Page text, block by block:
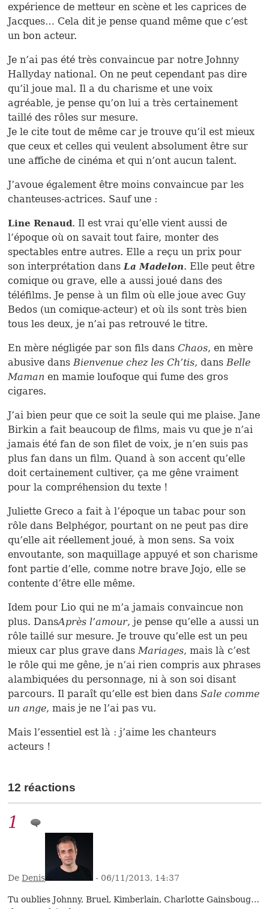
expérience de metteur en scène et les caprices de
Jacques… Cela dit je pense quand même que c’est
un bon acteur.
Je n’ai pas été très convaincue par notre Johnny
Hallyday national. On ne peut cependant pas dire
qu’il joue mal. Il a du charisme et une voix
agréable, je pense qu’on lui a très certainement
taillé des rôles sur mesure.
Je le cite tout de même car je trouve qu’il est mieux
que ceux et celles qui veulent absolument être sur
une affiche de cinéma et qui n’ont aucun talent.
J’avoue également être moins convaincue par les
chanteuses-actrices. Sauf une :
Line Renaud. Il est vrai qu’elle vient aussi de
l’époque où on savait tout faire, monter des
spectables entre autres. Elle a reçu un prix pour
son interprétation dans La Madelon. Elle peut être
comique ou grave, elle a aussi joué dans des
téléfilms. Je pense à un film où elle joue avec Guy
Bedos (un comique-acteur) et où ils sont très bien
tous les deux, je n’ai pas retrouvé le titre.
En mère négligée par son fils dansChaos, en mère
abusive dans Bienvenue chez les Ch’tis, dans Belle
Maman en mamie loufoque qui fume des gros
cigares.
J’ai bien peur que ce soit la seule qui me plaise. Jane
Birkin a fait beaucoup de films, mais vu que je n’ai
jamais été fan de son filet de voix, je n’en suis pas
plus fan dans un film. Quand à son accent qu’elle
doit certainement cultiver, ça me gêne vraiment
pour la compréhension du texte !
Juliette Greco a fait à l’époque un tabac pour son
rôle dans Belphégor, pourtant on ne peut pas dire
qu’elle ait réellement joué, à mon sens. Sa voix
envoutante, son maquillage appuyé et son charisme
font partie d’elle, comme notre brave Jojo, elle se
contente d’être elle même.
Idem pour Lio qui ne m’a jamais convaincue non
plus. DansAprès l’amour, je pense qu’elle a aussi un
rôle taillé sur mesure. Je trouve qu’elle est un peu
mieux car plus grave dans Mariages, mais là c’est
le rôle qui me gêne, je n’ai rien compris aux phrases
alambiquées du personnage, ni à son soi disant
parcours. Il paraît qu’elle est bien dansSale comme
un ange, mais je ne l’ai pas vu.
Mais l’essentiel est là : j’aime les chanteurs
acteurs !
12 réactions
1
DeDenis - 06/11/2013, 14:37
Tu oublies Johnny, Bruel, Kimberlain, Charlotte Gainsboug…